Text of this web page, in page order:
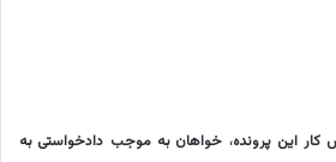
کار این پرونده، خواهان به موجب دادخواستی به